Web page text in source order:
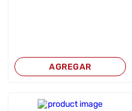
AGREGAR